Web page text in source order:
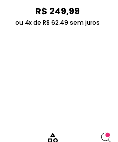
R$ 249,99
ou 4x de R$ 62,49 sem juros